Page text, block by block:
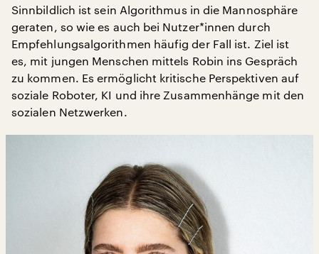
Sinnbildlich ist sein Algorithmus in die Mannosphäre
geraten, so wie es auch bei Nutzer*innen durch
Empfehlungsalgorithmen häufig der Fall ist. Ziel ist
es, mit jungen Menschen mittels Robin ins Gespräch
zu kommen. Es ermöglicht kritische Perspektiven auf
soziale Roboter, KI und ihre Zusammenhänge mit den
sozialen Netzwerken.